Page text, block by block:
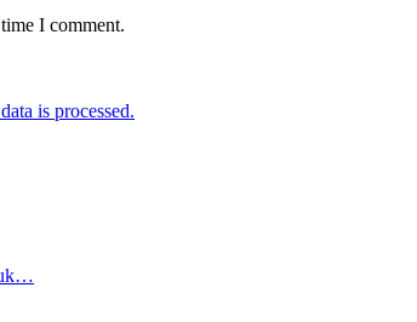
I comment.
is processed.